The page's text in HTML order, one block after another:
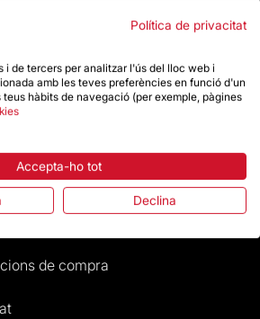
de compra
Política de privacitat
i de tercers per analitzar l'ús del lloc web i
amb les teves preferències en funció d'un
hàbits de navegació (per exemple, pàgines
Accepta-ho tot
Declina